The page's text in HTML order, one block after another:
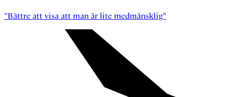
”Bättre att visa att man är lite medmänsklig”